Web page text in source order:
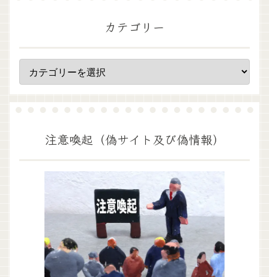
カテゴリー
注意喚起（偽サイト及び偽情報）